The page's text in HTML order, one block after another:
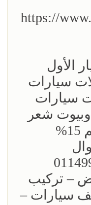
https://
الأول
سيارات
سيارات
شعر
وقرميد بالرياض خصم 15%
0500559613
– تركيب
سيارات –